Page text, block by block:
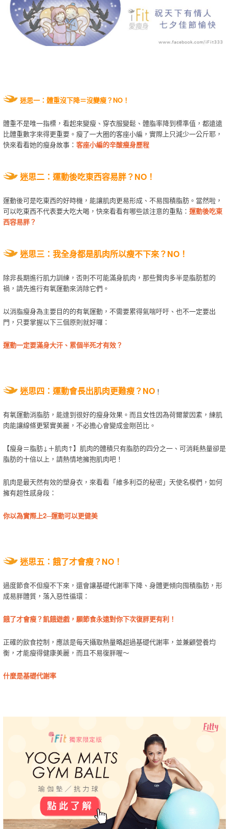
迷思一：體重沒下降＝沒變瘦？NO！
體重不是唯一指標，看起來變瘦、穿衣服變鬆、體脂率降到標準值，都遠遠
比體重數字來得更重要。瘦了一大圈的客座小編，實際上只減少一公斤耶，
快來看看她的瘦身故事： 客座小編的辛酸瘦身歷程
迷思二：運動後吃東西容易胖？NO！
運動後可是吃東西的好時機，能讓肌肉更易形成、不易囤積脂肪。當然啦，
可以吃東西不代表要大吃大喝，快來看看有哪些該注意的重點： 運動後吃東
西容易胖？
迷思三：我全身都是肌肉所以瘦不下來？NO！
除非長期進行肌力訓練，否則不可能滿身肌肉，那些贅肉多半是脂肪惹的
禍，請先進行有氧運動來消除它們。
以消脂瘦身為主要目的的有氧運動，不需要累得氣喘吁吁、也不一定要出
門，只要掌握以下三個原則就好囉：
運動一定要滿身大汗、累個半死才有效？
迷思四：運動會長出肌肉更難瘦？NO ！
有氧運動消脂肪，能達到很好的瘦身效果。而且女性因為荷爾蒙因素，練肌
肉能讓線條更緊實美麗，不必擔心會變成金剛芭比。
【瘦身＝脂肪↓＋肌肉↑】肌肉的體積只有脂肪的四分之一、可消耗熱量卻是
脂肪的十倍以上，請熱情地擁抱肌肉吧！
肌肉是最天然有效的塑身衣，來看看「維多利亞的秘密」天使名模們，如何
擁有超性感身段：
你以為實際上2─運動可以更健美
迷思五：餓了才會瘦？NO！
過度節食不但瘦不下來，還會讓基礎代謝率下降、身體更傾向囤積脂肪，形
成易胖體質，落入惡性循環：
餓了才會瘦？飢餓遊戲，願節食永遠對你下次復胖更有利！
正確的飲食控制，應該是每天攝取熱量略超過基礎代謝率，並兼顧營養均
衡，才能瘦得健康美麗，而且不易復胖喔～
什麼是基礎代謝率